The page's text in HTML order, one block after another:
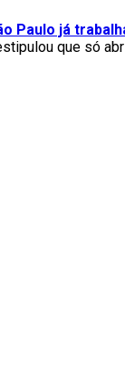
Paulo já
que só